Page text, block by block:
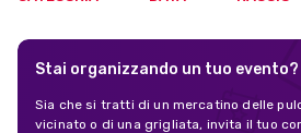
Stai organizzando un tuo evento?
Sia che si tratti di un mercatino delle
vicinato o di una grigliata, invita il tuo